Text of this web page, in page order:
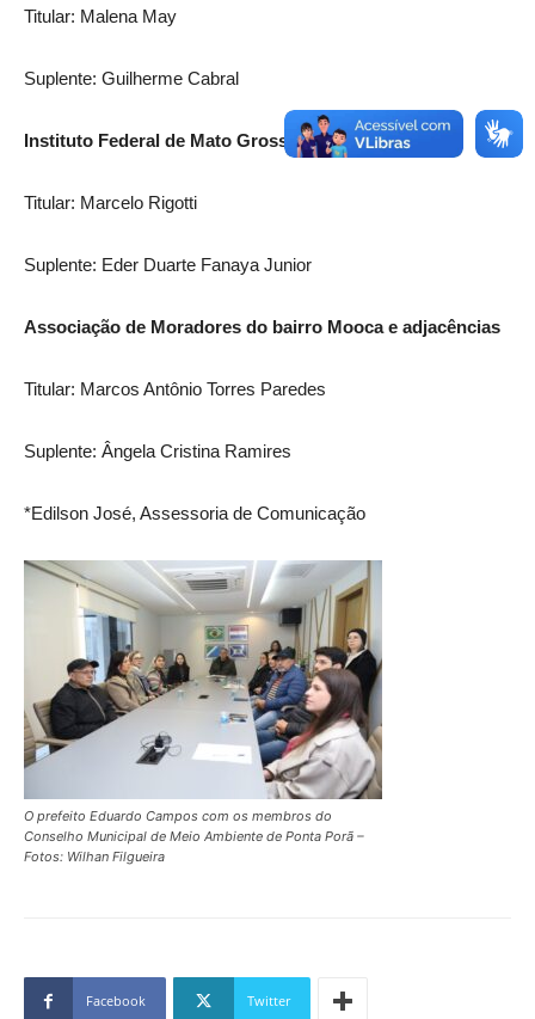
Titular: Malena May
Suplente: Guilherme Cabral
Instituto Federal de Mato Grosso do Sul – IFMS
Titular: Marcelo Rigotti
Suplente: Eder Duarte Fanaya Junior
Associação de Moradores do bairro Mooca e adjacências
Titular: Marcos Antônio Torres Paredes
Suplente: Ângela Cristina Ramires
*Edilson José, Assessoria de Comunicação
O prefeito Eduardo Campos com os membros do
Conselho Municipal de Meio Ambiente de Ponta Porã –
Fotos: Wilhan Filgueira
Facebook Twitter